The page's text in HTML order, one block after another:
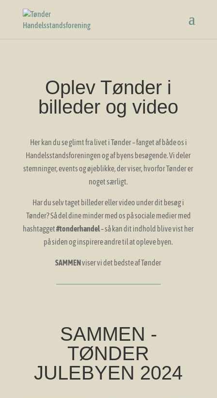
Oplev Tønder i
billeder og video
Her kan du se glimt fra livet i Tønder – fanget af både os i
Handelsstandsforeningen og af byens besøgende. Vi deler
stemninger, events og øjeblikke, der viser, hvorfor Tønder er
noget særligt.
Har du selv taget billeder eller video under dit besøg i
Tønder? Så del dine minder med os på sociale medier med
hashtagget#tonderhandel– så kan dit indhold blive vist her
på siden og inspirere andre til at opleve byen.
SAMMENviser vi det bedste af Tønder
SAMMEN -
TØNDER
JULEBYEN 2024